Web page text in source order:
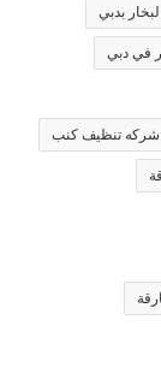
بدبي
في دبي
شركه تنظيف كنب